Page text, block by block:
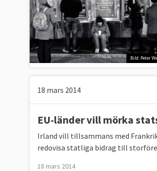
Bild: Peter
18 mars 2014
EU-länder vill mörka
Irland vill tillsammans med
redovisa statliga bidrag till
18 mars 2014